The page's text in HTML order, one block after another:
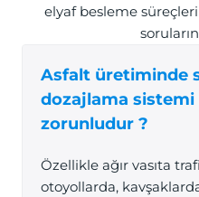
elyaf besleme
Asfalt üretiminde
dozajlama sistemi
zorunludur ?
Özellikle ağır vasıta
otoyollarda,